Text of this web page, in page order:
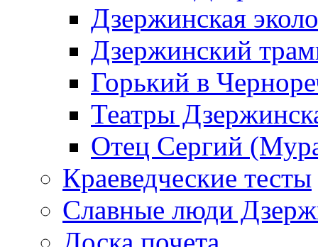
Дзержинская
Дзержинский
Горький в
Театры
Отец Сергий
Краеведческие тесты
Славные люди